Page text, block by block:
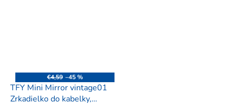
€4,59 –45 %
TFY Mini Mirror vintage01
Zrkadielko do kabelky,